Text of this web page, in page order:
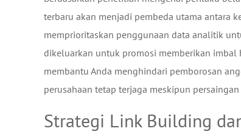
terbaru akan menjadi pembeda utama antara
memprioritaskan penggunaan data analitik
dikeluarkan untuk promosi memberikan imbal
membantu Anda menghindari pemborosan
perusahaan tetap terjaga meskipun
Strategi Link Building